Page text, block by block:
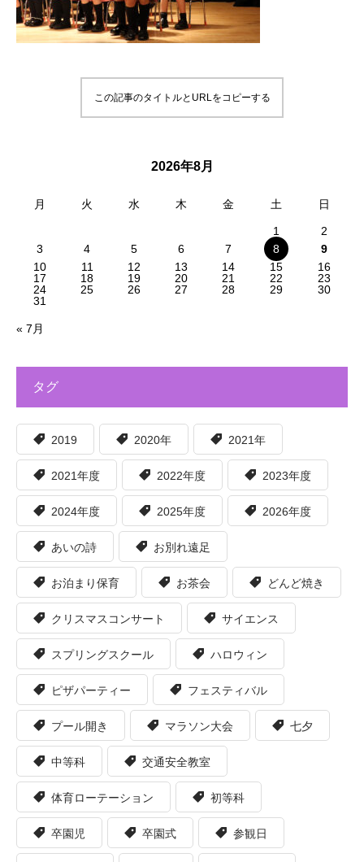
この記事のタイトルとURLをコピーする
2026年8月
月 火 水 木 金 土 日
1
2
3
4 5 6 7 8
9
10
11 12 13 14 15
16
17
18 19 20 21 22
23
24
25 26 27 28 29
30
31
« 7月
タグ
2019 2020年 2021年
2021年度 2022年度 2023年度
2024年度 2025年度 2026年度
あいの詩 お別れ遠足
お泊まり保育 お茶会 どんど焼き
クリスマスコンサート サイエンス
スプリングスクール ハロウィン
ピザパーティー フェスティバル
プール開き マラソン大会 七夕
中等科 交通安全教室
体育ローテーション 初等科
卒園児 卒園式 参観日